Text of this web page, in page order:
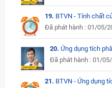
19. BTVN - Tính chất
Đã phát hành : 01/05/
20. Ứng dụng tích
Đã phát hành : 01/
21. BTVN - Ứng dụng